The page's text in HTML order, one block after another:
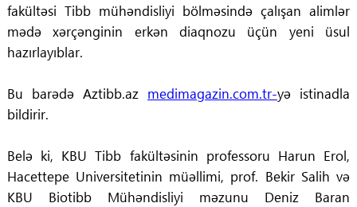
fakültəsi Tibb mühəndisliyi bölməsində çalışan alimlər
mədə xərçənginin erkən diaqnozu üçün yeni üsul
hazırlayıblar.
Bu barədə Aztibb.az medimagazin.com.tr-yə istinadla
bildirir.
Belə ki, KBU Tibb fakültəsinin professoru Harun Erol,
Hacettepe Universitetinin müəllimi, prof. Bekir Salih və
KBU Biotibb Mühəndisliyi məzunu Deniz Baran